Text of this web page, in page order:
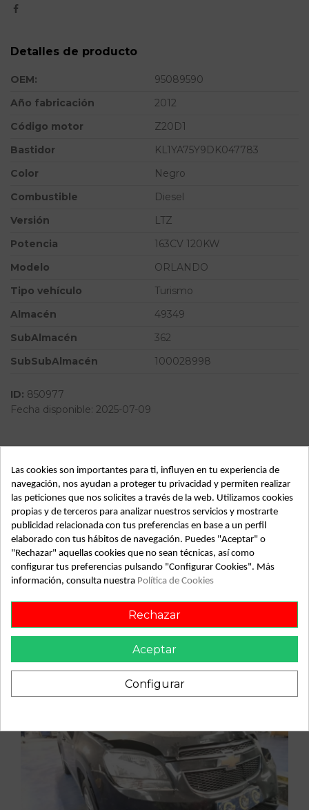
Detalles de producto
OEM:
95089590
Año fabricación
2012
Código motor
Z20D1
Bastidor
KL1YA75Y9DK047783
Color
Negro
Combustible
Diesel
Versión
LTZ
Potencia
163CV 120KW
Modelo
ORLANDO
Tipo vehículo
Turismo
Almacén
49349
SubAlmacén
362
SubSubAlmacén
100028998
ID: 850977
Fecha disponible: 2025-07-09
Recambio de motor limpia trasero para chevrolet orlando
ltz referencia OEM IAM 95089590
Vehículo de origen
Las cookies son importantes para ti, influyen en tu experiencia de
navegación, nos ayudan a proteger tu privacidad y permiten realizar
las peticiones que nos solicites a través de la web. Utilizamos cookies
propias y de terceros para analizar nuestros servicios y mostrarte
publicidad relacionada con tus preferencias en base a un perfil
elaborado con tus hábitos de navegación. Puedes "Aceptar" o
"Rechazar" aquellas cookies que no sean técnicas, así como
configurar tus preferencias pulsando "Configurar Cookies". Más
información, consulta nuestra Política de Cookies
Rechazar
Aceptar
Configurar